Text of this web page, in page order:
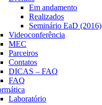
Em andamento
Realizados
Seminário EaD (2016)
Videoconferência
MEC
Parceiros
Contatos
DICAS – FAQ
FAQ
Laboratório